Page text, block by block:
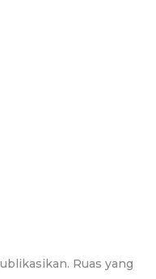
Ruas yang